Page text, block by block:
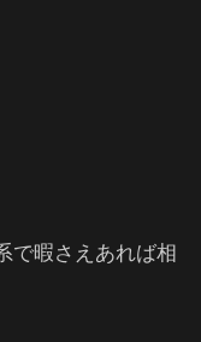
で暇さえあれば相